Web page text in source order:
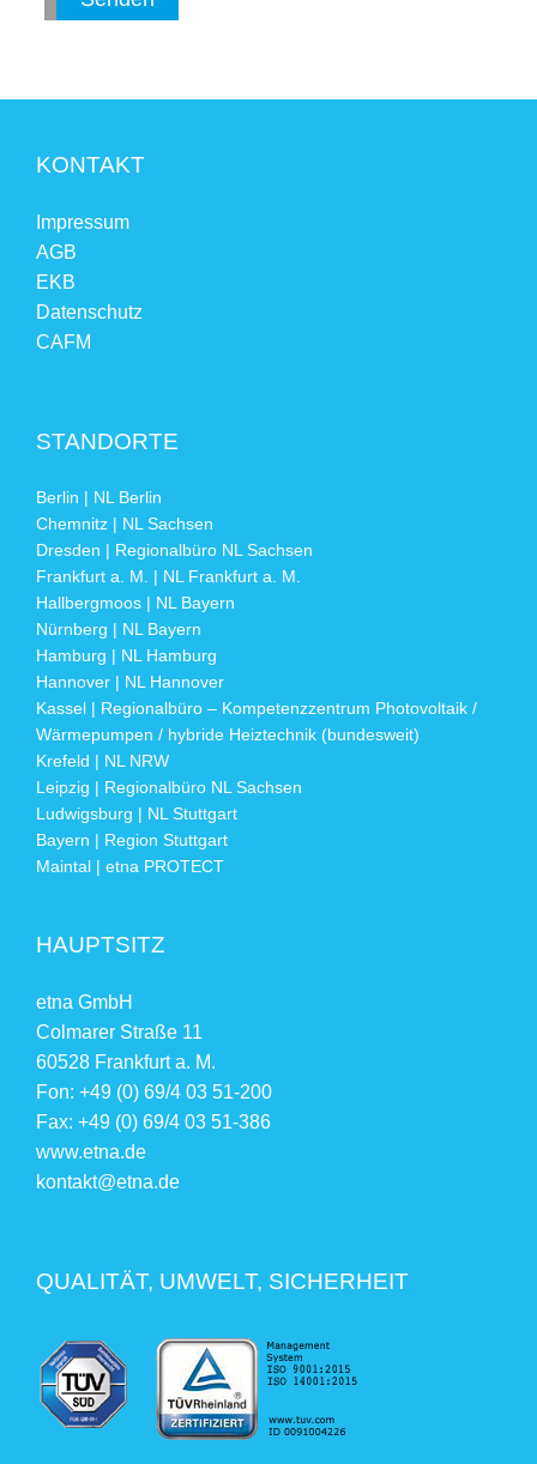
KONTAKT
Impressum
AGB
EKB
Datenschutz
CAFM
STANDORTE
Berlin | NL Berlin
Chemnitz | NL Sachsen
Dresden | Regionalbüro NL Sachsen
Frankfurt a. M. | NL Frankfurt a. M.
Hallbergmoos | NL Bayern
Nürnberg | NL Bayern
Hamburg | NL Hamburg
Hannover | NL Hannover
Kassel | Regionalbüro – Kompetenzzentrum Photovoltaik /
Wärmepumpen / hybride Heiztechnik (bundesweit)
Krefeld | NL NRW
Leipzig | Regionalbüro NL Sachsen
Ludwigsburg | NL Stuttgart
Bayern | Region Stuttgart
Maintal | etna PROTECT
HAUPTSITZ
etna GmbH
Colmarer Straße 11
60528 Frankfurt a. M.
Fon: +49 (0) 69/4 03 51-200
Fax: +49 (0) 69/4 03 51-386
www.etna.de
kontakt@etna.de
QUALITÄT, UMWELT, SICHERHEIT